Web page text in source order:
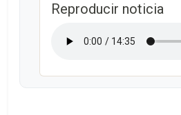
Reproducir noticia